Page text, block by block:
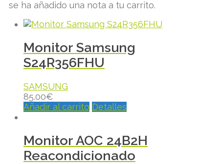
se ha añadido una nota a tu carrito.
Monitor Samsung
S24R356FHU
SAMSUNG
85.00€
Añadir al carrito Detalles
Monitor AOC 24B2H
Reacondicionado